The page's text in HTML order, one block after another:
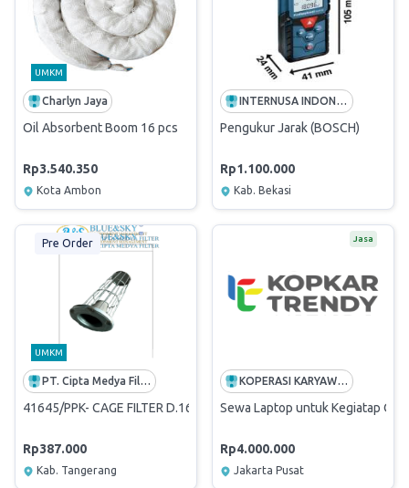
UMKM
Charlyn Jaya
Oil Absorbent Boom 16 pcs
Rp3.540.350
Kota Ambon
INTERNUSA INDONESIA
Pengukur Jarak (BOSCH)
Rp1.100.000
Kab. Bekasi
Pre Order
UMKM
PT. Cipta Medya Filter
41645/PPK- CAGE FILTER D.160X2500 MM GALVANIS 3.4 MM
Rp387.000
Kab. Tangerang
Jasa
KOPERASI KARYAWAN PT TELEKOMUNIKASI INDONESIA
Sewa Laptop untuk Kegiatap
Rp4.000.000
Jakarta Pusat